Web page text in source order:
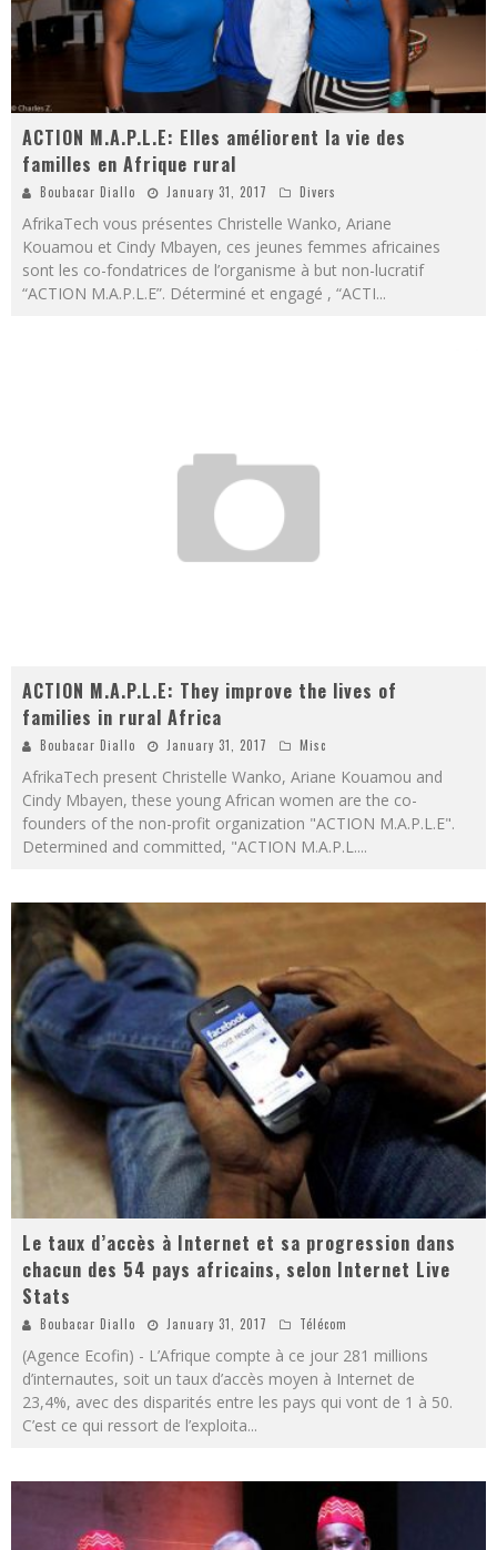
ACTION M.A.P.L.E: Elles améliorent la vie des
familles en Afrique rural
Boubacar Diallo January 31, 2017 Divers
AfrikaTech vous présentes Christelle Wanko, Ariane
Kouamou et Cindy Mbayen, ces jeunes femmes africaines
sont les co-fondatrices de l’organisme à but non-lucratif
“ACTION M.A.P.L.E”. Déterminé et engagé , “ACTI...
ACTION M.A.P.L.E: They improve the lives of
families in rural Africa
Boubacar Diallo January 31, 2017 Misc
AfrikaTech present Christelle Wanko, Ariane Kouamou and
Cindy Mbayen, these young African women are the co-
founders of the non-profit organization "ACTION M.A.P.L.E".
Determined and committed, "ACTION M.A.P.L....
Le taux d’accès à Internet et sa progression dans
chacun des 54 pays africains, selon Internet Live
Stats
Boubacar Diallo January 31, 2017 Télécom
(Agence Ecofin) - L’Afrique compte à ce jour 281 millions
d’internautes, soit un taux d’accès moyen à Internet de
23,4%, avec des disparités entre les pays qui vont de 1 à 50.
C’est ce qui ressort de l’exploita...